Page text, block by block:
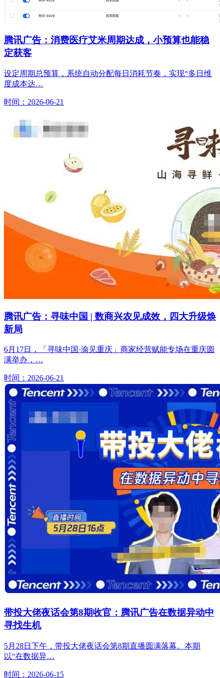
腾讯广告：消费医疗艾米周期达成，小预算也能稳
定获客
设定周期总预算，系统自动分配每日消耗节奏，实现“多日维
度成本达…
时间：2026-06-21
腾讯广告：寻味中国 | 数商兴农见成效，四大升级焕
新局
6月17日，「寻味中国·渝见重庆」商家经营赋能专场在重庆圆
满举办，…
时间：2026-06-21
带投大佬夜话会第8期收官：腾讯广告在数据异动中
寻找生机
5月28日下午，带投大佬夜话会第8期直播圆满落幕。本期
以“在数据异…
时间：2026-06-15